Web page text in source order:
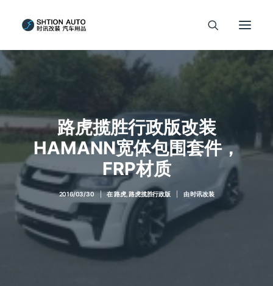
路虎揽胜行政版改装
HAMANN宽体包围套件，
FRP材质
2016/03/30 | 在路虎,路虎揽胜行政版 由时讯改装